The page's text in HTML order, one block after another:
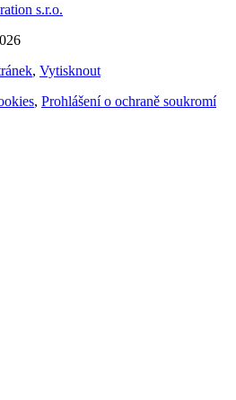
s.r.o.
, Vytisknout
, Prohlášení o ochraně soukromí